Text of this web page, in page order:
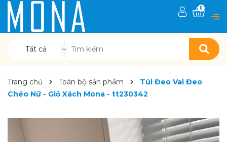
Tất cả
0
Trang chủ Toàn bộ sản phẩm
Túi Đeo Vai Đeo
Chéo Nữ - Giỏ Xách Mona - tt230342